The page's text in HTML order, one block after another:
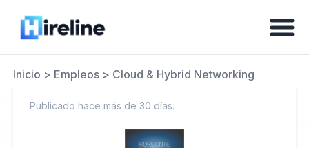
Inicio > Empleos> Cloud & Hybrid Networking
Publicado hace más de 30 días.